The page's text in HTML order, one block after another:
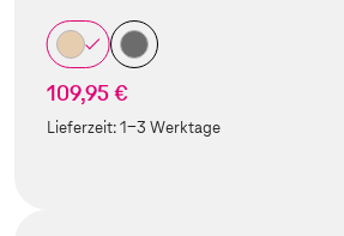
109,95 €
Lieferzeit:1-3 Werktage